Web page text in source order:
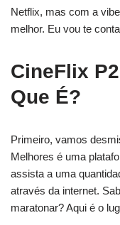
Netflix, mas com a
melhor. Eu vou te
CineFlix
Que É?
Primeiro, vamos
Melhores é uma
assista a uma
através da internet.
maratonar? Aqui é o